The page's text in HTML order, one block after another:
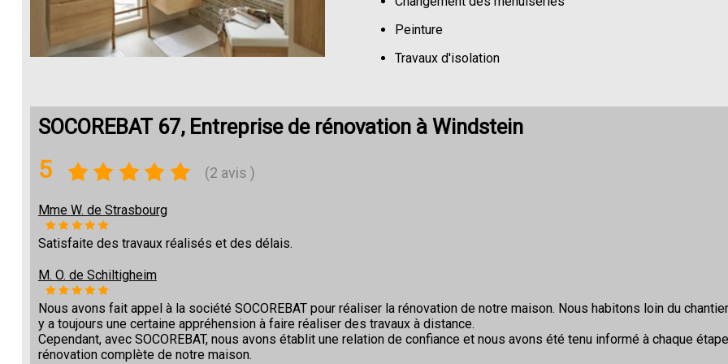
Peinture
Travaux d'isolation
SOCOREBAT 67, Entreprise de rénovation à Windstein
5 (2 avis )
Mme W. de Strasbourg
Satisfaite des travaux réalisés et des délais.
M. O. de Schiltigheim
Nous avons fait appel à la société SOCOREBAT pour réaliser la rénovation de notre maison. Nous habitons loin du
y a toujours une certaine appréhension à faire réaliser des travaux à distance.
Cependant, avec SOCOREBAT, nous avons établit une relation de confiance et nous avons été tenu informé à chaque
rénovation complète de notre maison.